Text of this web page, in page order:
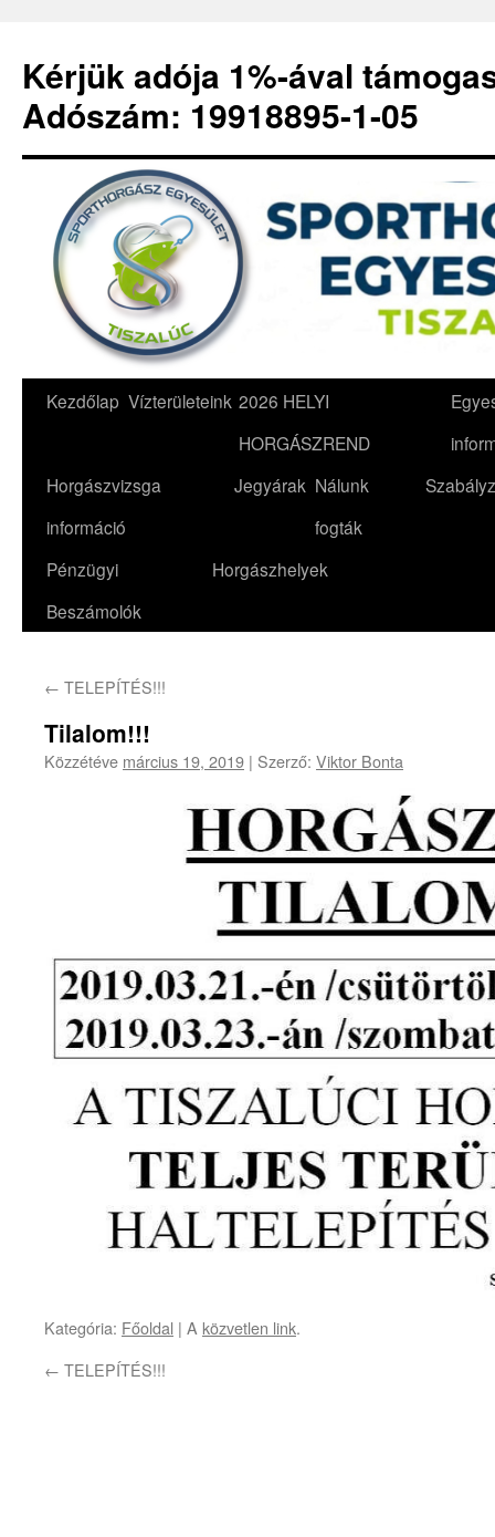
Kérjük adója 1%-ával
Adószám: 19918895-1-05
Kilépés
tartalomba
Kezdőlap Vízterületeink 2026 HELYI
HORGÁSZREND
Horgászvizsga
információ
Jegyárak Nálunk
fogták
Pénzügyi
Beszámolók
Horgászhelyek
← TELEPÍTÉS!!!
Tilalom!!!
Közzétéve március 19, 2019 | Szerző: Viktor Bonta
Kategória: Főoldal | A közvetlen link.
← TELEPÍTÉS!!!